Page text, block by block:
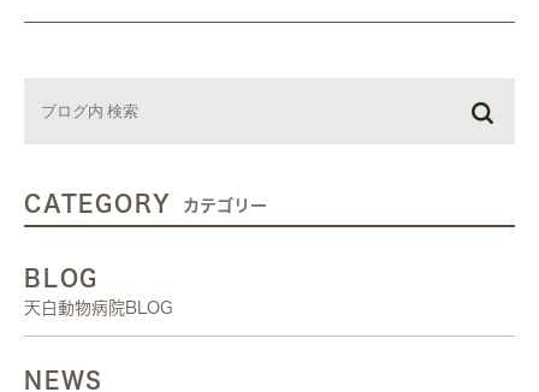
CATEGORY カテゴリー
BLOG
天白動物病院BLOG
NEWS